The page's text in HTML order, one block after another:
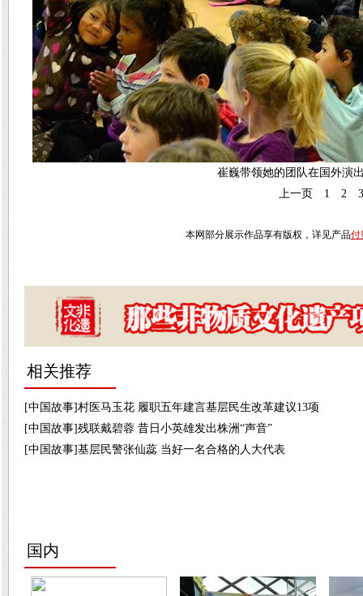
崔巍带领她的团队在国外演
上一页
1 2 3
本网部分展示作品享有版权，详见产品付
相关推荐
[中国故事]村医马玉花 履职五年建言基层民生改革建议13项
[中国故事]残联戴碧蓉 昔日小英雄发出株洲“声音”
[中国故事]基层民警张仙蕊 当好一名合格的人大代表